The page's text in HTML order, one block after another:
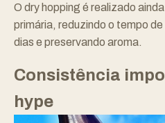
O dry hopping é realizado
primária, reduzindo o tempo
dias e preservando aroma.
Consistência
hype